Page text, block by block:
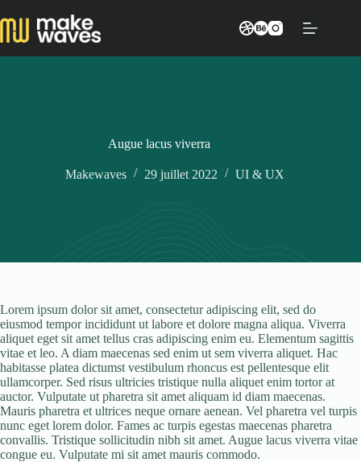
au
contenu
Augue lacus viverra
Makewaves 29 juillet 2022 UI & UX
Lorem ipsum dolor sit amet, consectetur adipiscing elit, sed do
eiusmod tempor incididunt ut labore et dolore magna aliqua. Viverra
aliquet eget sit amet tellus cras adipiscing enim eu. Elementum sagittis
vitae et leo. A diam maecenas sed enim ut sem viverra aliquet. Hac
habitasse platea dictumst vestibulum rhoncus est pellentesque elit
ullamcorper. Sed risus ultricies tristique nulla aliquet enim tortor at
auctor. Vulputate ut pharetra sit amet aliquam id diam maecenas.
Mauris pharetra et ultrices neque ornare aenean. Vel pharetra vel turpis
nunc eget lorem dolor. Fames ac turpis egestas maecenas pharetra
convallis. Tristique sollicitudin nibh sit amet. Augue lacus viverra vitae
congue eu. Vulputate mi sit amet mauris commodo.